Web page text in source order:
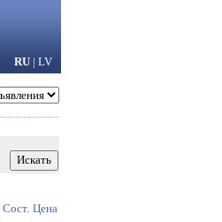
RU | LV
Сост. Цена